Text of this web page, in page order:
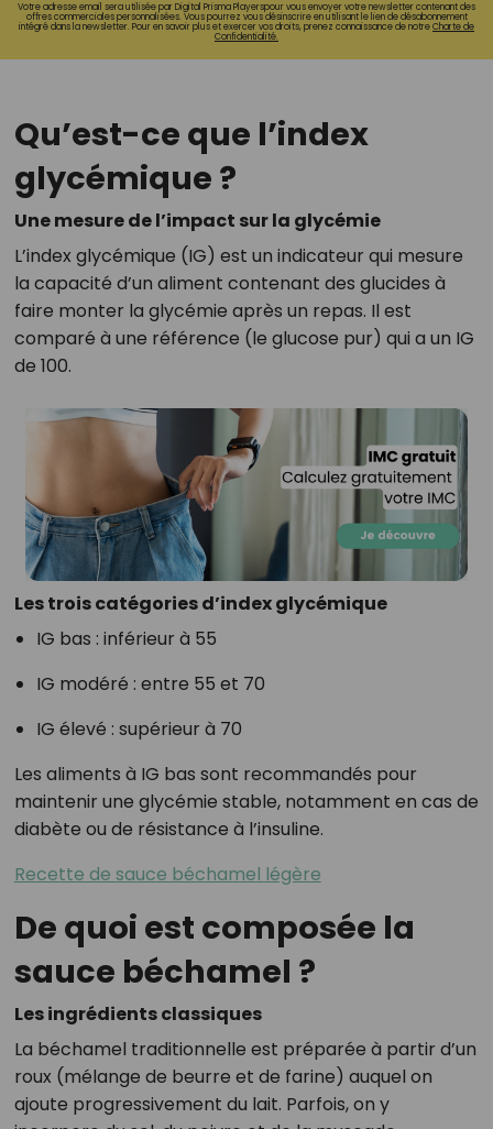
Votre adresse email sera utilisée par Digital Prisma Playerspour vous envoyer votre newsletter contenant des
offres commerciales personnalisées. Vous pourrez vous désinscrire en utilisant le lien de désabonnement
intégré dans la newsletter. Pour en savoir plus et exercer vos droits, prenez connaissance de notreCharte de
Confidentialité.
Qu’est-ce que l’index
glycémique ?
Une mesure de l’impact sur la glycémie
L’index glycémique (IG) est un indicateur qui mesure
la capacité d’un aliment contenant des glucides à
faire monter la glycémie après un repas. Il est
comparé à une référence (le glucose pur) qui a un IG
de 100.
Les trois catégories d’index glycémique
IG bas : inférieur à 55
IG modéré : entre 55 et 70
IG élevé : supérieur à 70
Les aliments à IG bas sont recommandés pour
maintenir une glycémie stable, notamment en cas de
diabète ou de résistance à l’insuline.
Recette de sauce béchamel légère
De quoi est composée la
sauce béchamel ?
Les ingrédients classiques
La béchamel traditionnelle est préparée à partir d’un
roux (mélange de beurre et de farine) auquel on
ajoute progressivement du lait. Parfois, on y